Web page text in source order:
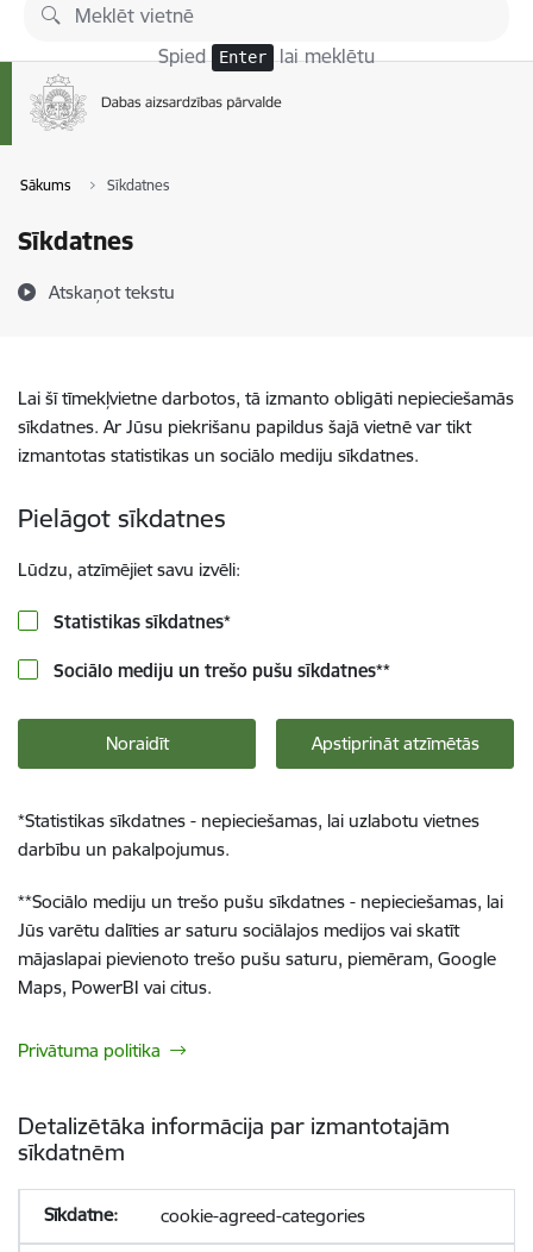
Pāriet uz lapas saturu
Spied Enter lai meklētu
Sākums Sīkdatnes
Sīkdatnes
Atskaņot tekstu
Lai šī tīmekļvietne darbotos, tā izmanto obligāti nepieciešamās
sīkdatnes. Ar Jūsu piekrišanu papildus šajā vietnē var tikt
izmantotas statistikas un sociālo mediju sīkdatnes.
Pielāgot sīkdatnes
Lūdzu, atzīmējiet savu izvēli:
Statistikas sīkdatnes*
Sociālo mediju un trešo pušu sīkdatnes**
Noraidīt Apstiprināt atzīmētās
*Statistikas sīkdatnes - nepieciešamas, lai uzlabotu vietnes
darbību un pakalpojumus.
**Sociālo mediju un trešo pušu sīkdatnes - nepieciešamas, lai
Jūs varētu dalīties ar saturu sociālajos medijos vai skatīt
mājaslapai pievienoto trešo pušu saturu, piemēram, Google
Maps, PowerBI vai citus.
Privātuma politika
Detalizētāka informācija par izmantotajām
sīkdatnēm
cookie-agreed-categories